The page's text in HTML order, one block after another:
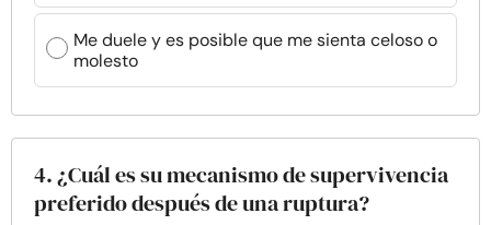
Me duele y es posible que me sienta celoso o
molesto
4. ¿Cuál es su mecanismo de supervivencia
preferido después de una ruptura?